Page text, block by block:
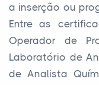
a inserção ou
Entre as
Operador de
Laboratório de
de Analista